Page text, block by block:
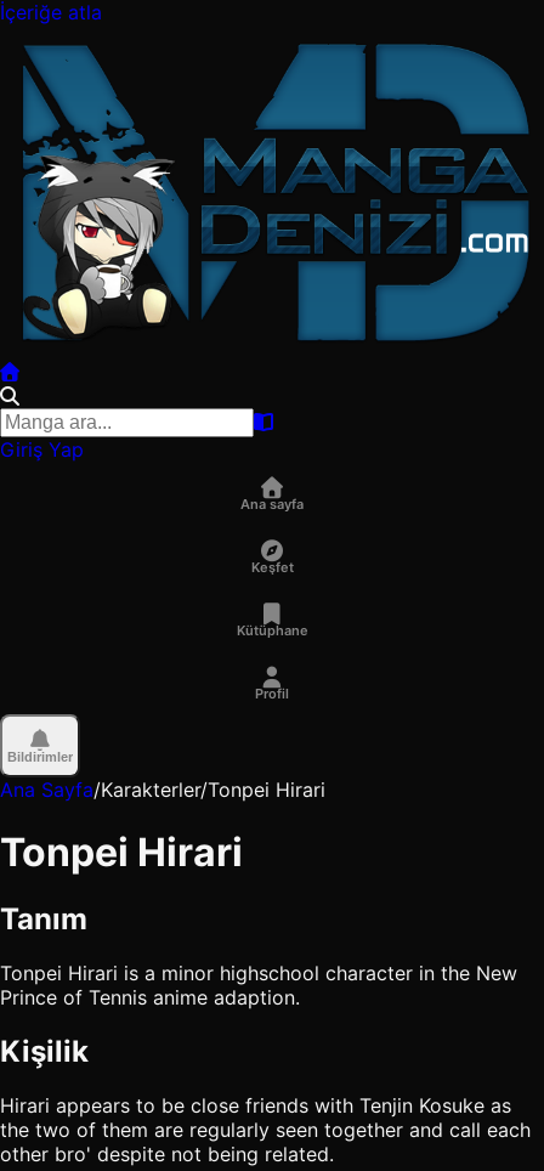
İçeriğe atla
Giriş Yap
Ana sayfa
Keşfet
Kütüphane
Profil
Bildirimler
Ana Sayfa/Karakterler/Tonpei Hirari
Tonpei Hirari
Tanım
Tonpei Hirari is a minor highschool character in the New
Prince of Tennis anime adaption.
Kişilik
Hirari appears to be close friends with Tenjin Kosuke as
the two of them are regularly seen together and call each
other bro' despite not being related.